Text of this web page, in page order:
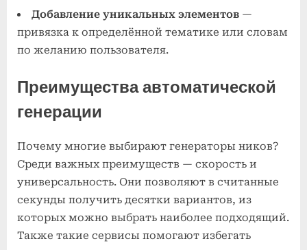
Добавление уникальных элементов —
привязка к определённой тематике или словам
по желанию пользователя.
Преимущества автоматической
генерации
Почему многие выбирают генераторы ников?
Среди важных преимуществ — скорость и
универсальность. Они позволяют в считанные
секунды получить десятки вариантов, из
которых можно выбрать наиболее подходящий.
Также такие сервисы помогают избегать